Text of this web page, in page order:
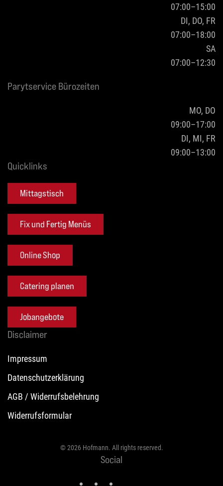
07:00–15:00
DI, DO, FR
07:00–18:00
SA
07:00–12:30
Parytservice Bürozeiten
MO, DO
09:00–17:00
DI, MI, FR
09:00–13:00
Quicklinks
Mittagstisch
Fix und Fertig Menüs
Online Shop
Catering planen
Jobangebote
Disclaimer
Impressum
Datenschutzerklärung
AGB / Widerrufsbelehrung
Widerrufsformular
©2026Hofmann. All rights reserved.
Social